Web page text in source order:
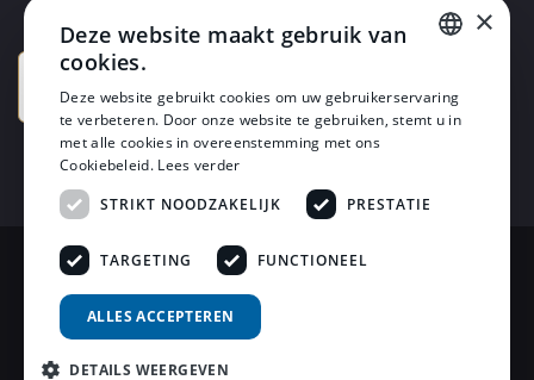
© 2026 Horsten Meubelen & Horsten Slaapcomfort
Privacy Voorwaarden
DUTCH
×
Deze website maakt gebruik van
cookies.
Deze website gebruikt cookies om uw gebruikerservaring
te verbeteren. Door onze website te gebruiken, stemt u in
met alle cookies in overeenstemming met ons
Cookiebeleid. Lees verder
STRIKT NOODZAKELIJK
PRESTATIE
TARGETING FUNCTIONEEL
ALLES ACCEPTEREN
DETAILS WEERGEVEN